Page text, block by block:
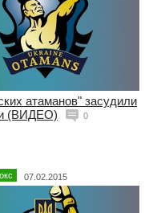
атаманов" засудили
(ВИДЕО)
0
07.02.2015